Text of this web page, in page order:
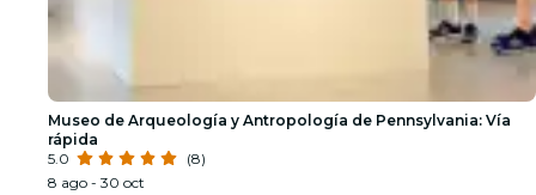
Museo de Arqueología y Antropología de Pennsylvania: Vía
rápida
5.0
(8)
8 ago - 30 oct